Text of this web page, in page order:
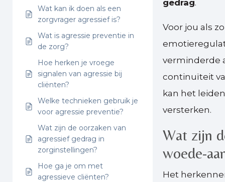
Wat kan ik doen als een
zorgvrager agressief is?
Wat is agressie preventie in
de zorg?
Hoe herken je vroege
signalen van agressie bij
cliënten?
Welke technieken gebruik je
voor agressie preventie?
Wat zijn de oorzaken van
agressief gedrag in
zorginstellingen?
Hoe ga je om met
agressieve cliënten?
gedrag.
Voor jou als
verminderde
continuïteit
kan het
versterken.
Wat zijn
woede-
Het